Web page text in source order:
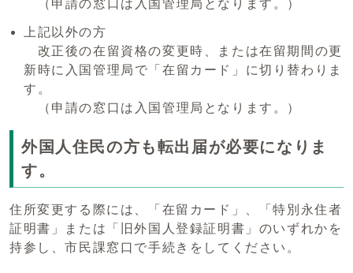
（申請の窓口は入国管理局となります。）
上記以外の方
改正後の在留資格の変更時、または在留期間の更
新時に入国管理局で「在留カード」に切り替わりま
す。
（申請の窓口は入国管理局となります。）
外国人住民の方も転出届が必要になりま
す。
住所変更する際には、「在留カード」、「特別永住者
証明書」または「旧外国人登録証明書」のいずれかを
持参し、市民課窓口で手続きをしてください。